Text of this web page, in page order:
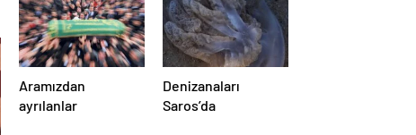
Aramızdan
ayrılanlar
Denizanaları
Saros’da